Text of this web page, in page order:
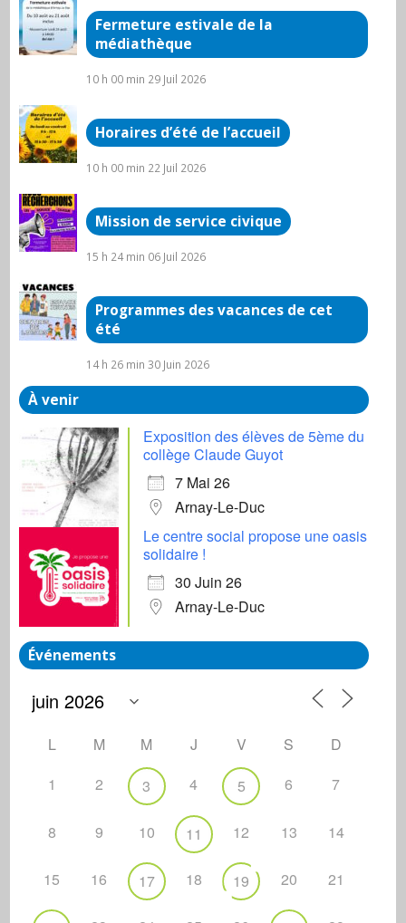
Fermeture estivale de la
médiathèque
10 h 00 min 29 Juil 2026
Horaires d’été de l’accueil
10 h 00 min 22 Juil 2026
Mission de service civique
15 h 24 min 06 Juil 2026
Programmes des vacances de cet
été
14 h 26 min 30 Juin 2026
À venir
Exposition des élèves de 5ème du
collège Claude Guyot
7 Mai 26
Arnay-Le-Duc
Le centre social propose une oasis
solidaire !
30 Juin 26
Arnay-Le-Duc
Événements
L M M J V S
D
1
2 3 4 5 6 7
8 9 10 11 12 13 14
15 16 17 18 19 20 21